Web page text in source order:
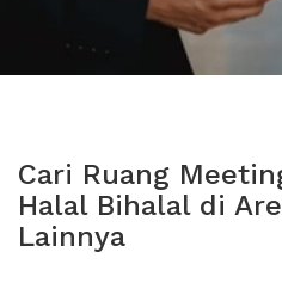
Cari Ruang
Halal Bihalal di
Lainnya